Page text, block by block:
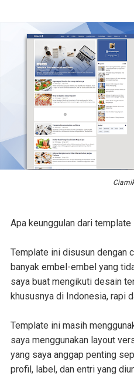
Apa keunggulan dari template
Template ini disusun dengan
banyak embel-embel yang
saya buat mengikuti desain
khususnya di Indonesia, rapi
Template ini masih
saya menggunakan layout
yang saya anggap penting
profil, label, dan entri yang